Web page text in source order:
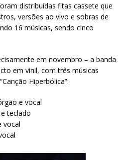
distribuídas fitas cassete que
versões ao vivo e sobras de
16 músicas, sendo cinco
em novembro – a banda
em vinil, com três músicas
Hiperbólica”:
e vocal
teclado
vocal